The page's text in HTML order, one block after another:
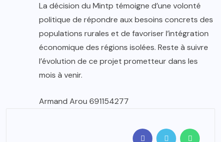
La décision du Mintp témoigne d’une volonté
politique de répondre aux besoins concrets des
populations rurales et de favoriser l’intégration
économique des régions isolées. Reste à suivre
l’évolution de ce projet prometteur dans les
mois à venir.
Armand Arou 691154277